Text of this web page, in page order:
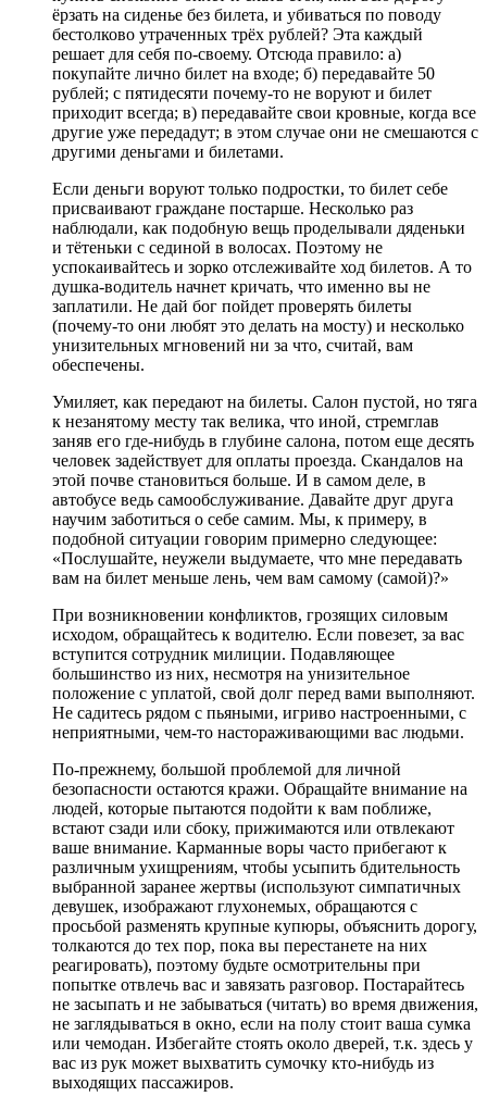
ёрзать на сиденье без билета, и убиваться по поводу
бестолково утраченных трёх рублей? Эта каждый
решает для себя по-своему. Отсюда правило: а)
покупайте лично билет на входе; б) передавайте 50
рублей; с пятидесяти почему-то не воруют и билет
приходит всегда; в) передавайте свои кровные, когда все
другие уже передадут; в этом случае они не смешаются с
другими деньгами и билетами.
Если деньги воруют только подростки, то билет себе
присваивают граждане постарше. Несколько раз
наблюдали, как подобную вещь проделывали дяденьки
и тётеньки с сединой в волосах. Поэтому не
успокаивайтесь и зорко отслеживайте ход билетов. А то
душка-водитель начнет кричать, что именно вы не
заплатили. Не дай бог пойдет проверять билеты
(почему-то они любят это делать на мосту) и несколько
унизительных мгновений ни за что, считай, вам
обеспечены.
Умиляет, как передают на билеты. Салон пустой, но тяга
к незанятому месту так велика, что иной, стремглав
заняв его где-нибудь в глубине салона, потом еще десять
человек задействует для оплаты проезда. Скандалов на
этой почве становиться больше. И в самом деле, в
автобусе ведь самообслуживание. Давайте друг друга
научим заботиться о себе самим. Мы, к примеру, в
подобной ситуации говорим примерно следующее:
«Послушайте, неужели выдумаете, что мне передавать
вам на билет меньше лень, чем вам самому (самой)?»
При возникновении конфликтов, грозящих силовым
исходом, обращайтесь к водителю. Если повезет, за вас
вступится сотрудник милиции. Подавляющее
большинство из них, несмотря на унизительное
положение с уплатой, свой долг перед вами выполняют.
Не садитесь рядом с пьяными, игриво настроенными, с
неприятными, чем-то настораживающими вас людьми.
По-прежнему, большой проблемой для личной
безопасности остаются кражи. Обращайте внимание на
людей, которые пытаются подойти к вам поближе,
встают сзади или сбоку, прижимаются или отвлекают
ваше внимание. Карманные воры часто прибегают к
различным ухищрениям, чтобы усыпить бдительность
выбранной заранее жертвы (используют симпатичных
девушек, изображают глухонемых, обращаются с
просьбой разменять крупные купюры, объяснить дорогу,
толкаются до тех пор, пока вы перестанете на них
реагировать), поэтому будьте осмотрительны при
попытке отвлечь вас и завязать разговор. Постарайтесь
не засыпать и не забываться (читать) во время движения,
не заглядываться в окно, если на полу стоит ваша сумка
или чемодан. Избегайте стоять около дверей, т.к. здесь у
вас из рук может выхватить сумочку кто-нибудь из
выходящих пассажиров.